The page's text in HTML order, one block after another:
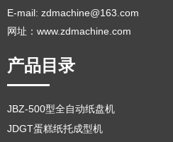
E-mail: zdmachine@163.com
网址：www.zdmachine.com
产品目录
JBZ-500型全自动纸盘机
JDGT蛋糕纸托成型机